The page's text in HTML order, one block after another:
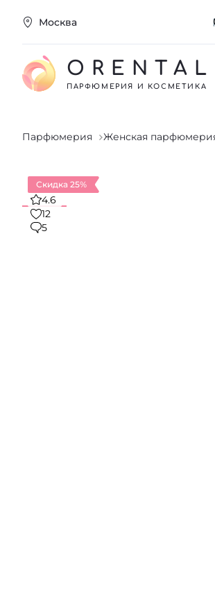
Москва
ORENTAL
ПАРФЮМЕРИЯ И КОСМЕТИКА
Парфюмерия Женская
Скидка 25%
4.6
12
5